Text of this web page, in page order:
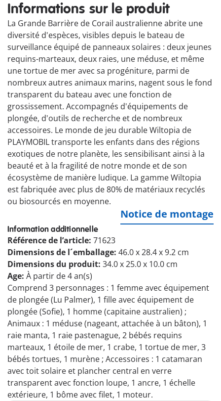
Informations sur le produit
La Grande Barrière de Corail australienne abrite une
diversité d'espèces, visibles depuis le bateau de
surveillance équipé de panneaux solaires : deux jeunes
requins-marteaux, deux raies, une méduse, et même
une tortue de mer avec sa progéniture, parmi de
nombreux autres animaux marins, nagent sous le fond
transparent du bateau avec une fonction de
grossissement. Accompagnés d'équipements de
plongée, d'outils de recherche et de nombreux
accessoires. Le monde de jeu durable Wiltopia de
PLAYMOBIL transporte les enfants dans des régions
exotiques de notre planète, les sensibilisant ainsi à la
beauté et à la fragilité de notre monde et de son
écosystème de manière ludique. La gamme Wiltopia
est fabriquée avec plus de 80% de matériaux recyclés
ou biosourcés en moyenne.
Notice de montage
Information additionnelle
Référence de l’article: 71623
Dimensions de l´emballage: 46.0 x 28.4 x 9.2 cm
Dimensions du produit: 34.0 x 25.0 x 10.0 cm
Age: À partir de 4 an(s)
Comprend 3 personnages : 1 femme avec équipement
de plongée (Lu Palmer), 1 fille avec équipement de
plongée (Sofie), 1 homme (capitaine australien) ;
Animaux : 1 méduse (nageant, attachée à un bâton), 1
raie manta, 1 raie pastenague, 2 bébés requins
marteaux, 1 étoile de mer, 1 crabe, 1 tortue de mer, 3
bébés tortues, 1 murène ; Accessoires : 1 catamaran
avec toit solaire et plancher central en verre
transparent avec fonction loupe, 1 ancre, 1 échelle
extérieure, 1 bôme avec filet, 1 moteur.